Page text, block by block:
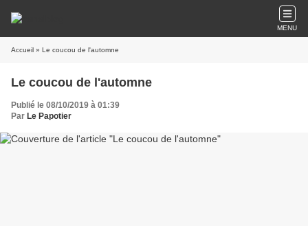
MENU
Accueil » Le coucou de l'automne
Le coucou de l'automne
Publié le 08/10/2019 à 01:39
Par Le Papotier